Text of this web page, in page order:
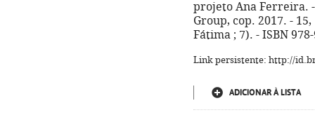
projeto Ana Ferreira.
Group, cop. 2017. -
Fátima ; 7). - ISBN
Link persistente: http://
ADICIONAR À LISTA